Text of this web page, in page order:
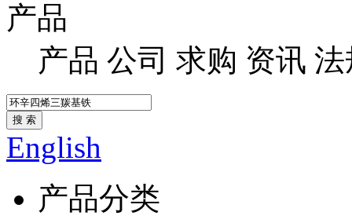
产品
产品 公司 求购 资讯 法
搜 索
English
产品分类